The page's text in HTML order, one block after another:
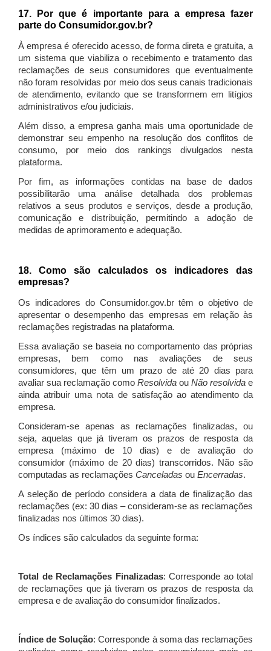
17. Por que é importante para a empresa fazer
parte do Consumidor.gov.br?
À empresa é oferecido acesso, de forma direta e gratuita, a
um sistema que viabiliza o recebimento e tratamento das
reclamações de seus consumidores que eventualmente
não foram resolvidas por meio dos seus canais tradicionais
de atendimento, evitando que se transformem em litígios
administrativos e/ou judiciais.
Além disso, a empresa ganha mais uma oportunidade de
demonstrar seu empenho na resolução dos conflitos de
consumo, por meio dos rankings divulgados nesta
plataforma.
Por fim, as informações contidas na base de dados
possibilitarão uma análise detalhada dos problemas
relativos a seus produtos e serviços, desde a produção,
comunicação e distribuição, permitindo a adoção de
medidas de aprimoramento e adequação.
18. Como são calculados os indicadores das
empresas?
Os indicadores do Consumidor.gov.br têm o objetivo de
apresentar o desempenho das empresas em relação às
reclamações registradas na plataforma.
Essa avaliação se baseia no comportamento das próprias
empresas, bem como nas avaliações de seus
consumidores, que têm um prazo de até 20 dias para
avaliar sua reclamação como Resolvida ou Não resolvida e
ainda atribuir uma nota de satisfação ao atendimento da
empresa.
Consideram-se apenas as reclamações finalizadas, ou
seja, aquelas que já tiveram os prazos de resposta da
empresa (máximo de 10 dias) e de avaliação do
consumidor (máximo de 20 dias) transcorridos. Não são
computadas as reclamações Canceladas ou Encerradas.
A seleção de período considera a data de finalização das
reclamações (ex: 30 dias – consideram-se as reclamações
finalizadas nos últimos 30 dias).
Os índices são calculados da seguinte forma:
Total de Reclamações Finalizadas: Corresponde ao total
de reclamações que já tiveram os prazos de resposta da
empresa e de avaliação do consumidor finalizados.
Índice de Solução: Corresponde à soma das reclamações